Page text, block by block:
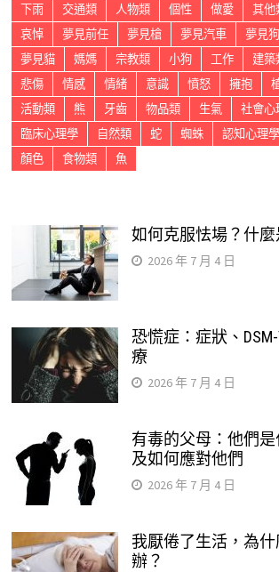
下雨 交通類 人物類 個性 做愛 其他
哀悼
夢見前任 夢見槍 夢見汽車 夢見狗
夢見貓
媽媽 宗教類 小狗 工作 建築
悲傷
情感 情緒 意識 憤怒 擁抱
活動類
熊 牙齒 物品類 生氣 社會心
臨床心理學
自然類 蛇 蜘蛛 認知心理學
顏色
食物類 魚
如何克服怯場？什麼
2026 年 7 月 4 日
恐慌症：症狀、
療
2026 年 7 月 4 日
有毒的父母：他們
及如何應對他們
2026 年 7 月 4 日
我厭倦了生活，為
辦？